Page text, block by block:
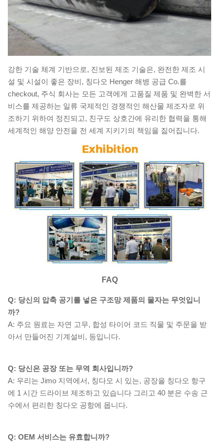
강한 기술 체계 기반으로, 진보된 제조 기술은, 완전한 제조 시
설 및 시설이 좋은 장비, 칭다오 Henger 해병 공급 Co.를
checkout, 주식 회사는 모든 고객에게 고품질 제품 및 완벽한 서
비스를 제공하는 일류 국제적인 경쟁적인 해산물 제조자로 위
조하기 위하여 정진되고, 친구도 상호간에 유리한 협력을 통해
세계적인 해양 안전을 전 세계 지키기의 책임을 짊어집니다.
FAQ
Q: 당신의 압축 공기를 넣은 구조망 제품의 물자는 무엇입니
까?
A: 주요 원료는 자연 고무, 합성 타이어 코드 직물 및 주문을 받
아서 만들어진 기계설비, 등입니다.
Q: 당신은 공장 또는 무역 회사입니까?
A: 우리는 Jimo 지역에서, 칭다오 시 있는, 공장을 칭다오 항구
에 1 시간 드라이브 제조하고 있습니다 그리고 40 분은 수송 근
수에서 편리한 칭다오 공항에 몹니다.
Q: OEM 서비스는 유효합니까?